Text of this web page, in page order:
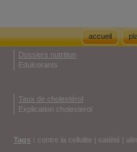
accueil
Dossiers nutrition
Edulcorants
Taux de cholestérol
Explication cholesterol
Tags : contre la cellulite | satiété |